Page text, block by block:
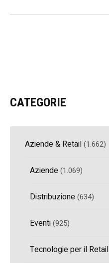
CATEGORIE
Aziende & Retail(1.662)
Aziende(1.069)
Distribuzione(634)
Eventi(925)
Tecnologie per il Retail